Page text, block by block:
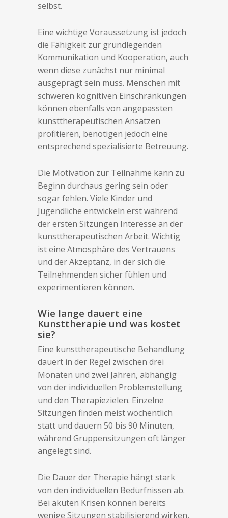
selbst.
Eine wichtige Voraussetzung ist jedoch
die Fähigkeit zur grundlegenden
Kommunikation und Kooperation, auch
wenn diese zunächst nur minimal
ausgeprägt sein muss. Menschen mit
schweren kognitiven Einschränkungen
können ebenfalls von angepassten
kunsttherapeutischen Ansätzen
profitieren, benötigen jedoch eine
entsprechend spezialisierte Betreuung.
Die Motivation zur Teilnahme kann zu
Beginn durchaus gering sein oder
sogar fehlen. Viele Kinder und
Jugendliche entwickeln erst während
der ersten Sitzungen Interesse an der
kunsttherapeutischen Arbeit. Wichtig
ist eine Atmosphäre des Vertrauens
und der Akzeptanz, in der sich die
Teilnehmenden sicher fühlen und
experimentieren können.
Wie lange dauert eine
Kunsttherapie und was kostet
sie?
Eine kunsttherapeutische Behandlung
dauert in der Regel zwischen drei
Monaten und zwei Jahren, abhängig
von der individuellen Problemstellung
und den Therapiezielen. Einzelne
Sitzungen finden meist wöchentlich
statt und dauern 50 bis 90 Minuten,
während Gruppensitzungen oft länger
angelegt sind.
Die Dauer der Therapie hängt stark
von den individuellen Bedürfnissen ab.
Bei akuten Krisen können bereits
wenige Sitzungen stabilisierend wirken,